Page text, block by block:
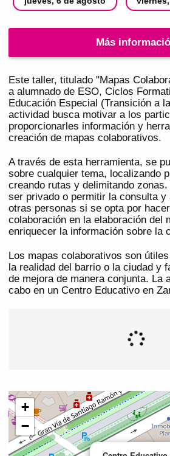
Más
Este taller, titulado "Mapas
a alumnado de ESO, Ciclos
Educación Especial (Transición a
actividad busca motivar a los
proporcionarles información y
creación de mapas colaborativos.
A través de esta herramienta, se
sobre cualquier tema, localizando
creando rutas y delimitando
ser privado o permitir la consulta y
otras personas si se opta por
colaboración en la elaboración del
enriquecer la información sobre la
Los mapas colaborativos son
la realidad del barrio o la ciudad y
de mejora de manera conjunta. La
cabo en un Centro Educativo en